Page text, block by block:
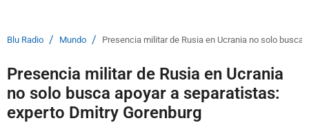
Blu Radio / Mundo / Presencia militar de Rusia en Ucrania no solo
Presencia militar de Rusia en Ucrania
no solo busca apoyar a separatistas:
experto Dmitry Gorenburg